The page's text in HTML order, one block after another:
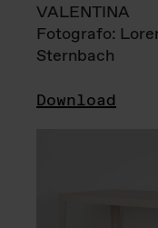
VALENTINA
Fotografo:
Sternbach
Download